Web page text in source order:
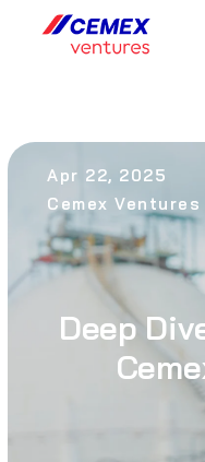
Apr 22, 2025
Cemex Ventures
Deep